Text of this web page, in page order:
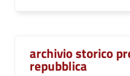
archivio storico
repubblica